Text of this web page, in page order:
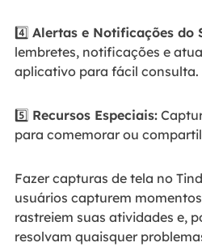
4️⃣ Alertas e Notificações do
lembretes, notificações e
aplicativo para fácil consulta.
5️⃣ Recursos Especiais:
para comemorar ou
Fazer capturas de tela no
usuários capturem
rastreiem suas atividades e,
resolvam quaisquer